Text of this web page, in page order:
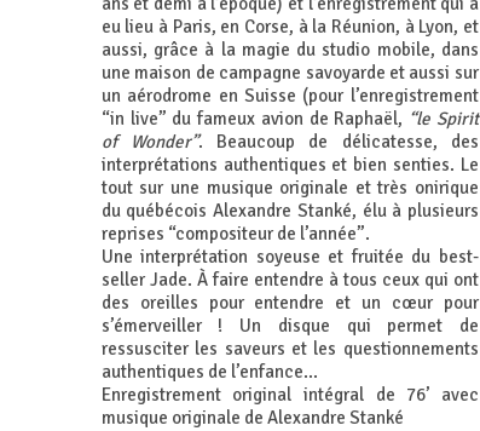
eu lieu à Paris, en Corse, à la Réunion, à Lyon, et
aussi, grâce à la magie du studio mobile, dans
une maison de campagne savoyarde et aussi sur
un aérodrome en Suisse (pour l’enregistrement
“in live” du fameux avion de Raphaël, “le Spirit
of Wonder”. Beaucoup de délicatesse, des
interprétations authentiques et bien senties. Le
tout sur une musique originale et très onirique
du québécois Alexandre Stanké, élu à plusieurs
reprises “compositeur de l’année”.
Une interprétation soyeuse et fruitée du best-
seller Jade. À faire entendre à tous ceux qui ont
des oreilles pour entendre et un cœur pour
s’émerveiller ! Un disque qui permet de
ressusciter les saveurs et les questionnements
authentiques de l’enfance...
Enregistrement original intégral de 76’ avec
musique originale de Alexandre Stanké